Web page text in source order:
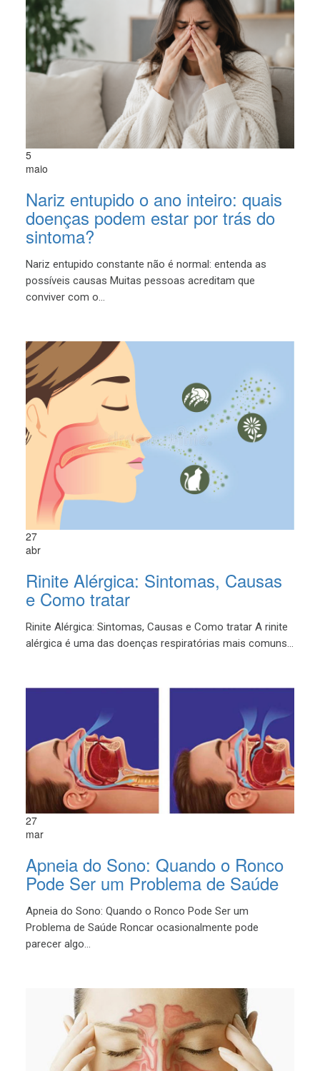
5
maio
Nariz entupido o ano inteiro: quais
doenças podem estar por trás do
sintoma?
Nariz entupido constante não é normal: entenda as
possíveis causas Muitas pessoas acreditam que
conviver com o...
27
abr
Rinite Alérgica: Sintomas, Causas
e Como tratar
Rinite Alérgica: Sintomas, Causas e Como tratar A rinite
alérgica é uma das doenças respiratórias mais comuns...
27
mar
Apneia do Sono: Quando o Ronco
Pode Ser um Problema de Saúde
Apneia do Sono: Quando o Ronco Pode Ser um
Problema de Saúde Roncar ocasionalmente pode
parecer algo...